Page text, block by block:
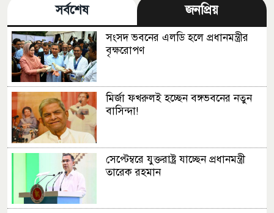
সর্বশেষ জনপ্রিয়
সংসদ ভবনের এলডি হলে প্রধানমন্ত্রীর
বৃক্ষরোপণ
মির্জা ফখরুলই হচ্ছেন বঙ্গভবনের নতুন
বাসিন্দা!
সেপ্টেম্বরে যুক্তরাষ্ট্র যাচ্ছেন প্রধানমন্ত্রী
তারেক রহমান